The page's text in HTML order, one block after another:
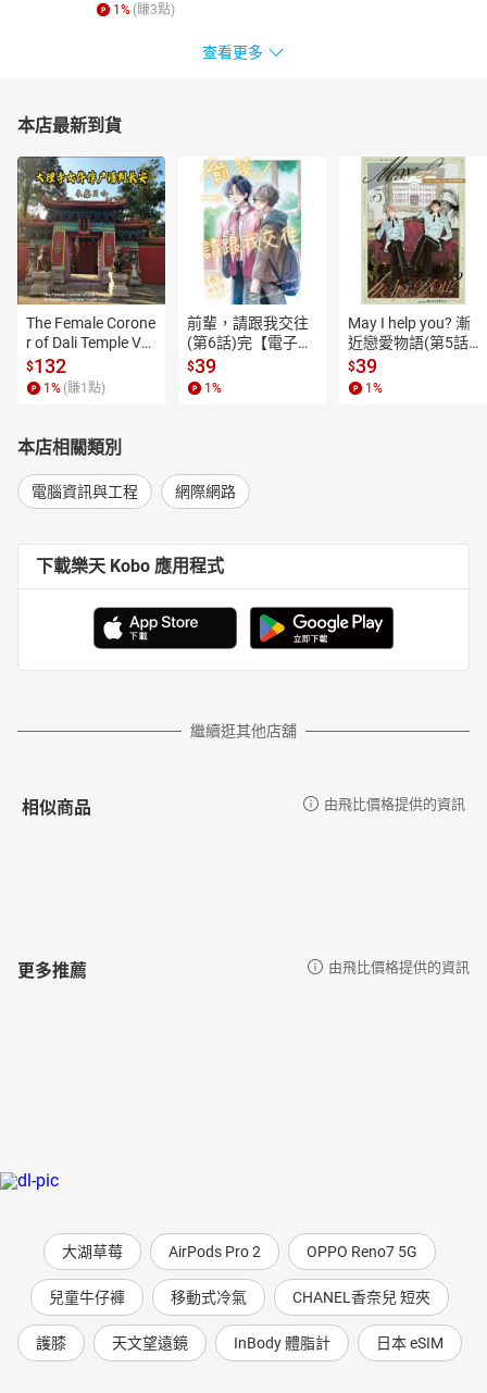
1% (賺3點)
查看更多
本店最新到貨
The Female Corone
r of Dali Temple Vo
l.6【有聲書】
$132
1 % (賺1 點)
前輩，請跟我交往
(第6話)完【電子
書】
$39
1 %
May I help you? 漸
近戀愛物語(第5話)
【電子書】
$39
1 %
本店相關類別
電腦資訊與工程 網際網路
下載樂天 Kobo 應用程式
繼續逛其他店舖
相似商品 由飛比價格提供的資訊
更多推薦 由飛比價格提供的資訊
大湖草莓 AirPods Pro 2 OPPO Reno7 5G
兒童牛仔褲 移動式冷氣 CHANEL香奈兒 短夾
護膝 天文望遠鏡 InBody 體脂計 日本 eSIM